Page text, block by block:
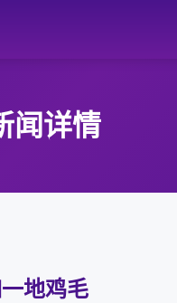
闻详情
地鸡毛